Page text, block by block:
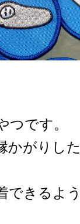
つです。
かがりし
できるよ